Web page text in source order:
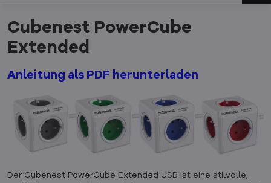
Cubenest PowerCube
Extended
Anleitung als PDF herunterladen
Der Cubenest PowerCube Extended USB ist eine stilvolle,